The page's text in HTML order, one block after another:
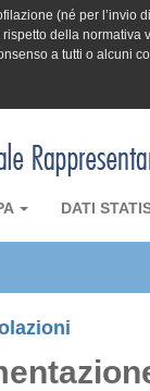
(né per
della
a tutti o alcuni
DATI